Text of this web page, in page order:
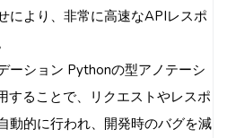
により、非常に高速なAPIレスポ
ーション Pythonの型アノテーシ
することで、リクエストやレスポ
動的に行われ、開発時のバグを減